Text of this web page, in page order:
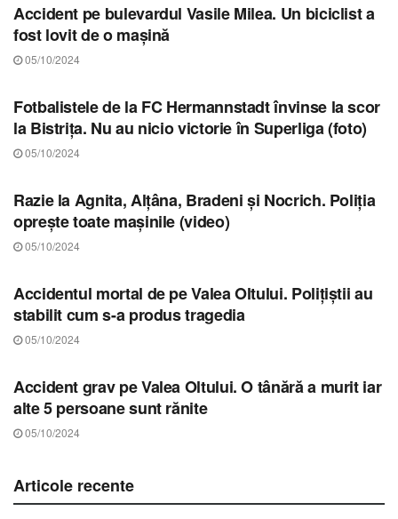
Accident pe bulevardul Vasile Milea. Un biciclist a
fost lovit de o mașină
05/10/2024
Fotbalistele de la FC Hermannstadt învinse la scor
la Bistrița. Nu au nicio victorie în Superliga (foto)
05/10/2024
Razie la Agnita, Alțâna, Bradeni și Nocrich. Poliția
oprește toate mașinile (video)
05/10/2024
Accidentul mortal de pe Valea Oltului. Polițiștii au
stabilit cum s-a produs tragedia
05/10/2024
Accident grav pe Valea Oltului. O tânără a murit iar
alte 5 persoane sunt rănite
05/10/2024
Articole recente